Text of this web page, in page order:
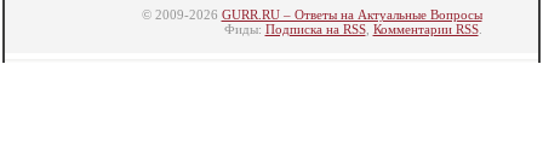
© 2009-2026 GURR.RU – Ответы на Актуальные Вопросы
Фиды: Подписка на RSS, Комментарии RSS.